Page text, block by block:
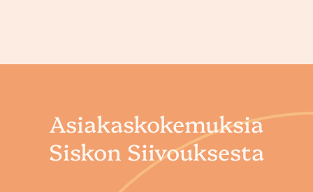
Asiakaskokemuksia
Siskon Siivouksesta